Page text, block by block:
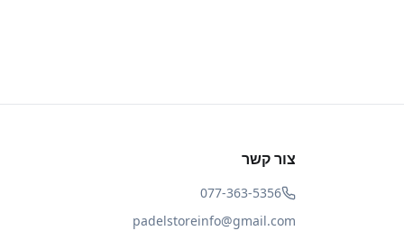
צור קשר
077-363-5356
padelstoreinfo@gmail.com